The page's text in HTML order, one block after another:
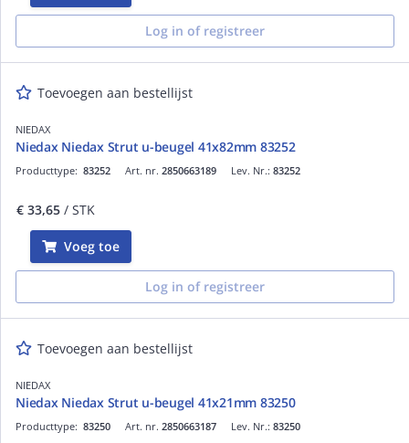
Log in of registreer
Toevoegen aan bestellijst
NIEDAX
Niedax Niedax Strut u-beugel 41x82mm 83252
Art. nr. 2850663189
Producttype: 83252 Lev. Nr.: 83252
€ 33,65 / STK
Voeg toe
Log in of registreer
Toevoegen aan bestellijst
NIEDAX
Niedax Niedax Strut u-beugel 41x21mm 83250
Art. nr. 2850663187
Producttype: 83250 Lev. Nr.: 83250